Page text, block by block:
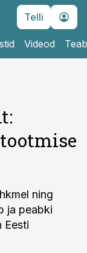
Telli
Videod
ning
ja peabki
Eesti